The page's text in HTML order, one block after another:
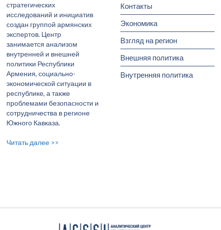
стратегических
исследований и инициатив
создан группой армянских
экспертов. Центр
занимается анализом
внутренней и внешней
политики Республики
Армения, социально-
экономической ситуации в
республике, а также
проблемами безопасности и
сотрудничества в регионе
Южного Кавказа.
Читать далее >>
Контакты
Экономика
Взгляд на регион
Внешняя политика
Внутренняя политика